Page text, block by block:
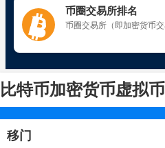
比特币加密货币虚拟币
移门